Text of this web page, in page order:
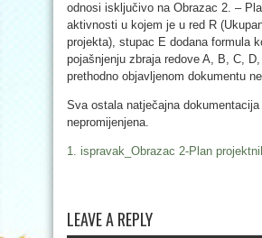
odnosi isključivo na Obrazac 2. –
aktivnosti u kojem je u red R
projekta), stupac E dodana formula
pojašnjenju zbraja redove A, B, C,
prethodno objavljenom dokumentu
Sva ostala natječajna
nepromijenjena.
1. ispravak_Obrazac 2-Plan
LEAVE A REPLY